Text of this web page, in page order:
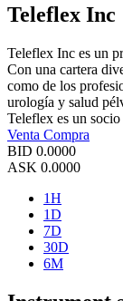
Teleflex Inc
Teleflex Inc es un
Con una cartera
como de los
urología y salud
Teleflex es un
Venta Compra
BID 0.0000
ASK 0.0000
1H
1D
7D
30D
6M